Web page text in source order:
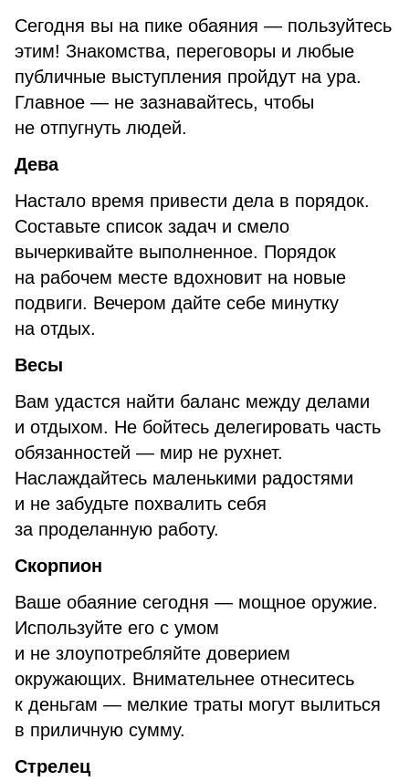
Сегодня вы на пике обаяния — пользуйтесь
этим! Знакомства, переговоры и любые
публичные выступления пройдут на ура.
Главное — не зазнавайтесь, чтобы
не отпугнуть людей.
Дева
Настало время привести дела в порядок.
Составьте список задач и смело
вычеркивайте выполненное. Порядок
на рабочем месте вдохновит на новые
подвиги. Вечером дайте себе минутку
на отдых.
Весы
Вам удастся найти баланс между делами
и отдыхом. Не бойтесь делегировать часть
обязанностей — мир не рухнет.
Наслаждайтесь маленькими радостями
и не забудьте похвалить себя
за проделанную работу.
Скорпион
Ваше обаяние сегодня — мощное оружие.
Используйте его с умом
и не злоупотребляйте доверием
окружающих. Внимательнее отнеситесь
к деньгам — мелкие траты могут вылиться
в приличную сумму.
Стрелец